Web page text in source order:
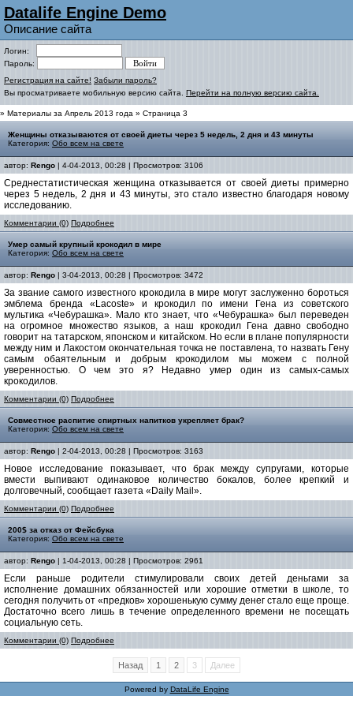
Datalife Engine Demo
Описание сайта
Логин:
Пароль:
Регистрация на сайте! Забыли пароль?
Вы просматриваете мобильную версию сайта. Перейти на полную версию сайта.
» Материалы за Апрель 2013 года » Страница 3
Женщины отказываются от своей диеты через 5 недель, 2 дня и 43 минуты
Категория: Обо всем на свете
автор: Rengo | 4-04-2013, 00:28 | Просмотров: 3106
Среднестатистическая женщина отказывается от своей диеты примерно
через 5 недель, 2 дня и 43 минуты, это стало известно благодаря новому
исследованию.
Комментарии (0) Подробнее
Умер самый крупный крокодил в мире
Категория: Обо всем на свете
автор: Rengo | 3-04-2013, 00:28 | Просмотров: 3472
За звание самого известного крокодила в мире могут заслуженно бороться
эмблема бренда «Lacoste» и крокодил по имени Гена из советского
мультика «Чебурашка». Мало кто знает, что «Чебурашка» был переведен
на огромное множество языков, а наш крокодил Гена давно свободно
говорит на татарском, японском и китайском. Но если в плане популярности
между ним и Лакостом окончательная точка не поставлена, то назвать Гену
самым обаятельным и добрым крокодилом мы можем с полной
уверенностью. О чем это я? Недавно умер один из самых-самых
крокодилов.
Комментарии (0) Подробнее
Совместное распитие спиртных напитков укрепляет брак?
Категория: Обо всем на свете
автор: Rengo | 2-04-2013, 00:28 | Просмотров: 3163
Новое исследование показывает, что брак между супругами, которые
вмести выпивают одинаковое количество бокалов, более крепкий и
долговечный, сообщает газета «Daily Mail».
Комментарии (0) Подробнее
200$ за отказ от Фейсбука
Категория: Обо всем на свете
автор: Rengo | 1-04-2013, 00:28 | Просмотров: 2961
Если раньше родители стимулировали своих детей деньгами за
исполнение домашних обязанностей или хорошие отметки в школе, то
сегодня получить от «предков» хорошенькую сумму денег стало еще проще.
Достаточно всего лишь в течение определенного времени не посещать
социальную сеть.
Комментарии (0) Подробнее
Назад 1 2 3 Далее
Powered by DataLife Engine